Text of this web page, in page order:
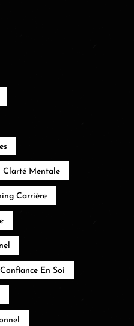
Clarté Mentale
Carrière
Confiance En Soi